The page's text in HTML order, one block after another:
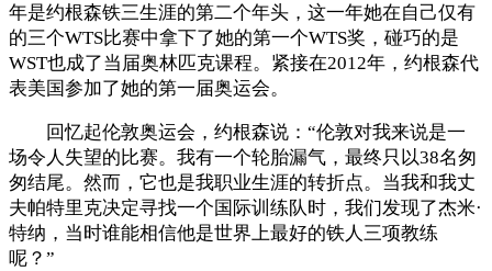
年是约根森铁三生涯的第二个年头，这一年她在自己仅有
的三个WTS比赛中拿下了她的第一个WTS奖，碰巧的是
WST也成了当届奥林匹克课程。紧接在2012年，约根森代
表美国参加了她的第一届奥运会。
回忆起伦敦奥运会，约根森说：“伦敦对我来说是一
场令人失望的比赛。我有一个轮胎漏气，最终只以38名匆
匆结尾。然而，它也是我职业生涯的转折点。当我和我丈
夫帕特里克决定寻找一个国际训练队时，我们发现了杰米·
特纳，当时谁能相信他是世界上最好的铁人三项教练
呢？”